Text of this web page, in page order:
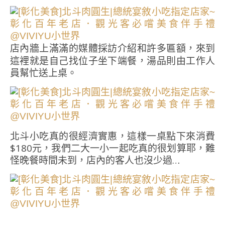
店內牆上滿滿的媒體採訪介紹和許多匾額，來到
這裡就是自己找位子坐下端餐，湯品則由工作人
員幫忙送上桌。
北斗小吃真的很經濟實惠，這樣一桌點下來消費
$180元，我們二大一小一起吃真的很划算耶，難
怪晚餐時間未到，店內的客人也沒少過…